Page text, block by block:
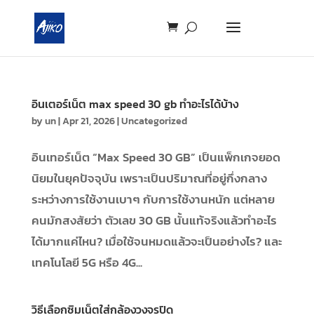
อินเตอร์เน็ต max speed 30 gb ทำอะไรได้บ้าง
byun|Apr 21, 2026|Uncategorized
อินเทอร์เน็ต “Max Speed 30 GB” เป็นแพ็กเกจยอด
นิยมในยุคปัจจุบัน เพราะเป็นปริมาณที่อยู่กึ่งกลาง
ระหว่างการใช้งานเบาๆ กับการใช้งานหนัก แต่หลาย
คนมักสงสัยว่า ตัวเลข 30 GB นั้นแท้จริงแล้วทำอะไร
ได้มากแค่ไหน? เมื่อใช้จนหมดแล้วจะเป็นอย่างไร? และ
เทคโนโลยี 5G หรือ 4G...
วิธีเลือกซิมเน็ตใส่กล้องวงจรปิด